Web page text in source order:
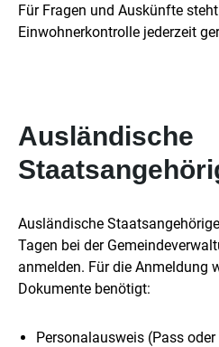
Für Fragen und Auskünfte
Einwohnerkontrolle jederzeit
Ausländische
Ausländische
Tagen bei der
anmelden. Für die Anmeldung
Dokumente benötigt:
Personalausweis (Pass